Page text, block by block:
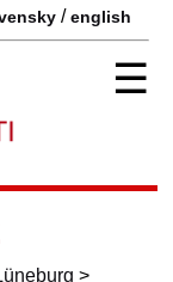
/english
☰
>